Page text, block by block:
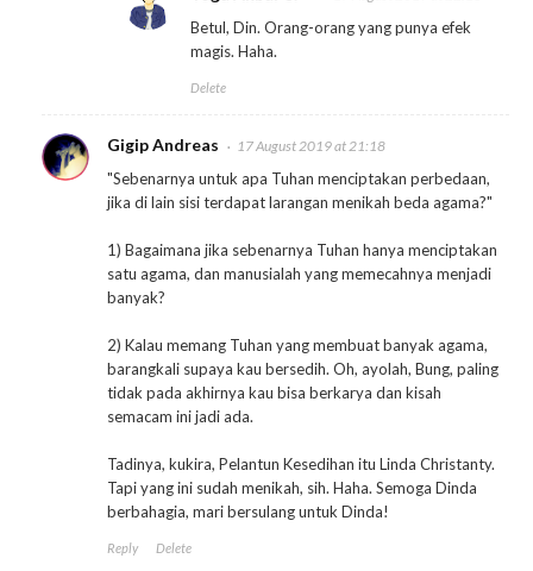
Betul, Din. Orang-orang yang punya efek
magis. Haha.
Delete
Gigip Andreas 17 August 2019 at 21:18
"Sebenarnya untuk apa Tuhan menciptakan perbedaan,
jika di lain sisi terdapat larangan menikah beda agama?"
1) Bagaimana jika sebenarnya Tuhan hanya menciptakan
satu agama, dan manusialah yang memecahnya menjadi
banyak?
2) Kalau memang Tuhan yang membuat banyak agama,
barangkali supaya kau bersedih. Oh, ayolah, Bung, paling
tidak pada akhirnya kau bisa berkarya dan kisah
semacam ini jadi ada.
Tadinya, kukira, Pelantun Kesedihan itu Linda Christanty.
Tapi yang ini sudah menikah, sih. Haha. Semoga Dinda
berbahagia, mari bersulang untuk Dinda!
Reply Delete